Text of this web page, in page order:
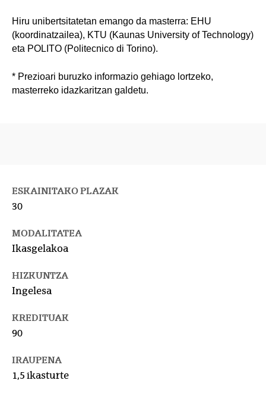
Hiru unibertsitatetan emango da masterra: EHU
(koordinatzailea), KTU (Kaunas University of Technology)
eta POLITO (Politecnico di Torino).
* Prezioari buruzko informazio gehiago lortzeko,
masterreko idazkaritzan galdetu.
ESKAINITAKO PLAZAK
30
MODALITATEA
Ikasgelakoa
HIZKUNTZA
Ingelesa
KREDITUAK
90
IRAUPENA
1,5 ikasturte